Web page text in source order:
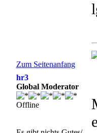
Zum Seitenanfang
hr3
Global Moderator
Offline